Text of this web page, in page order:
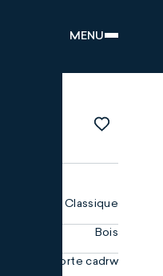
MENU
Classique
Bois
Porte cadrw